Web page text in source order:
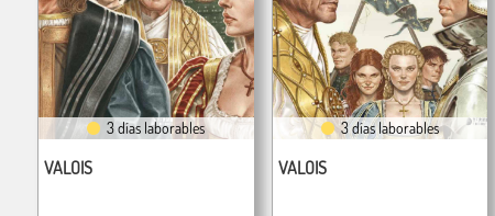
3 días laborables
VALOIS
3 días laborables
VALOIS